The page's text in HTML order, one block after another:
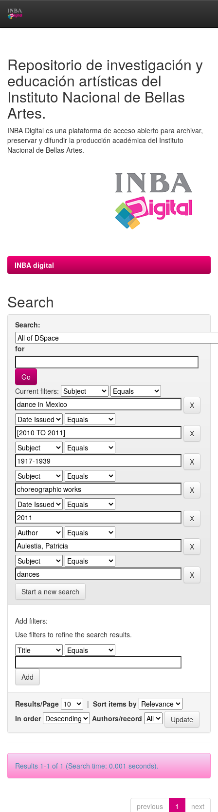
Repositorio de investigación y
educación artísticas del
Instituto Nacional de Bellas
Artes.
INBA Digital es una plataforma de acceso abierto para archivar,
preservar y difundir la producción académica del Instituto
Nacional de Bellas Artes.
INBA digital
Search
Search:
for
Current filters:
Start a new search
Add filters:
Use filters to refine the search results.
Results/Page | Sort items by
In order
Authors/record
Results 1-1 of 1 (Search time: 0.001 seconds).
previous 1 next